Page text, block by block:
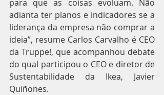
para que as coisas evoluam. Não
adianta ter planos e indicadores se a
liderança da empresa não comprar a
ideia”, resume Carlos Carvalho é CEO
da Truppe!, que acompanhou debate
do qual participou o CEO e diretor de
Sustentabilidade da Ikea, Javier
Quiñones.